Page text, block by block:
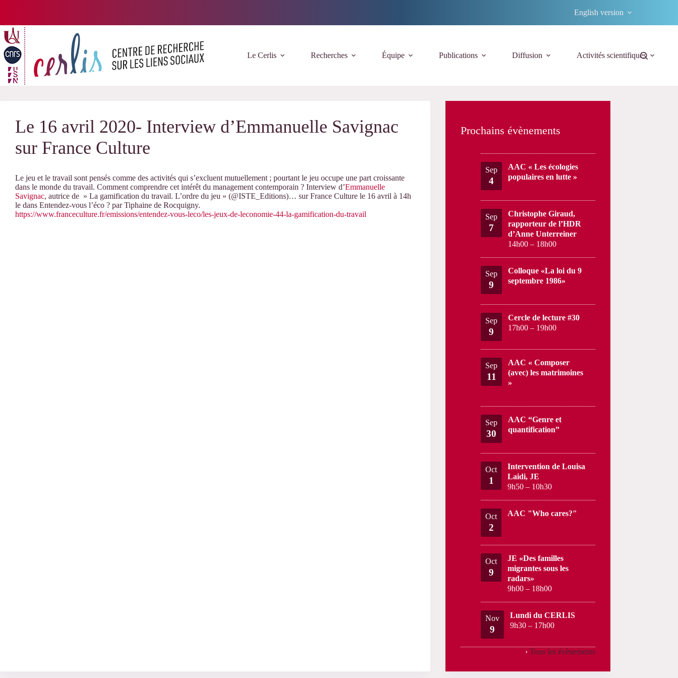
English version
Le Cerlis Recherches Équipe Publications Diffusion Activités scientifiques
Le 16 avril 2020- Interview d’Emmanuelle Savignac
sur France Culture
Le jeu et le travail sont pensés comme des activités qui s’excluent mutuellement ; pourtant le jeu occupe une part croissante
dans le monde du travail. Comment comprendre cet intérêt du management contemporain ? Interview d’Emmanuelle
Savignac, autrice de » La gamification du travail. L’ordre du jeu » (@ISTE_Editions)… sur France Culture le 16 avril à 14h
le dans Entendez-vous l’éco ? parTiphaine de Rocquigny.
https://www.franceculture.fr/emissions/entendez-vous-leco/les-jeux-de-leconomie-44-la-gamification-du-travail
Prochains évènements
Sep
4
AAC « Les écologies
populaires en lutte »
Sep
7
Christophe Giraud,
rapporteur de l’HDR
d’Anne Unterreiner
14h00 – 18h00
Sep
9
Colloque «La loi du 9
septembre 1986»
Sep
9
Cercle de lecture #30
17h00 – 19h00
Sep
11
AAC « Composer
(avec) les matrimoines
»
Sep
30
AAC “Genre et
quantification”
Oct
1
Intervention de Louisa
Laidi, JE
9h50 – 10h30
Oct
2
AAC "Who cares?"
Oct
9
JE «Des familles
migrantes sous les
radars»
9h00 – 18h00
Nov
9
Lundi du CERLIS
9h30 – 17h00
› Tous les évènements